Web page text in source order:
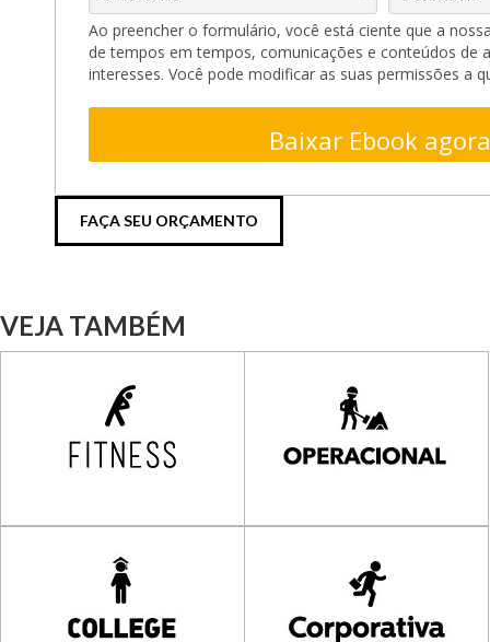
Ao preencher o formulário, você está ciente que a
de tempos em tempos, comunicações e conteúdos de
interesses. Você pode modificar as suas permissões a
Baixar Ebook
FAÇA SEU ORÇAMENTO
VEJA TAMBÉM